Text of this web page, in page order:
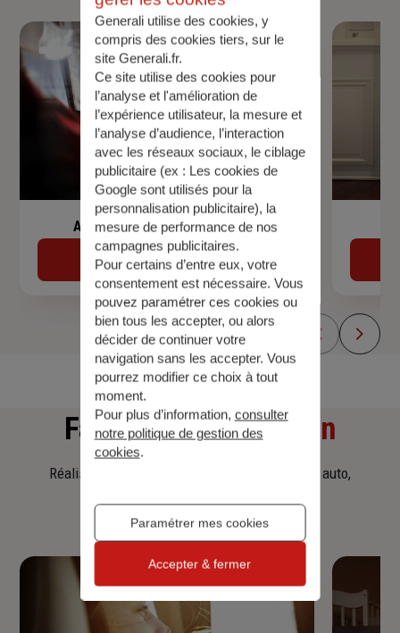
Assurance de prêt immobilier
Découvrir
Faitesune simulation
Réalisez une simulation tarifaire d'assurance, auto,
Generali utilise des cookies, y
compris des cookies tiers, sur le
site Generali.fr.
Ce site utilise des cookies pour
l’analyse et l'amélioration de
l’expérience utilisateur, la mesure et
l’analyse d’audience, l’interaction
avec les réseaux sociaux, le ciblage
publicitaire (ex : Les cookies de
Google sont utilisés pour la
personnalisation publicitaire), la
mesure de performance de nos
campagnes publicitaires.
Pour certains d’entre eux, votre
consentement est nécessaire. Vous
pouvez paramétrer ces cookies ou
bien tous les accepter, ou alors
décider de continuer votre
navigation sans les accepter. Vous
pourrez modifier ce choix à tout
moment.
Pour plus d’information, consulter
notre politique de gestion des
cookies.
Paramétrer mes cookies
Accepter & fermer